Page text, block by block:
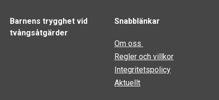
Barnens trygghet vid
tvångsåtgärder
Snabblänkar
Om oss
Regler och villkor
Integritetspolicy
Aktuellt